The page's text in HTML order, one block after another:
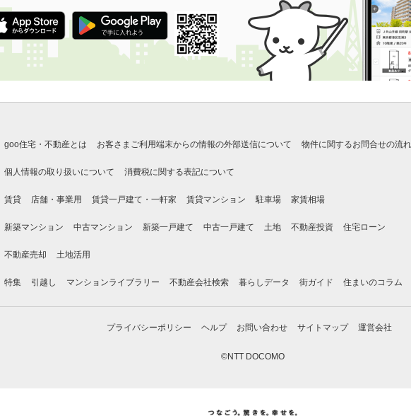
goo住宅・不動産とは お客さまご利用端末からの情報の外部送信について 物件に関するお問合せの流れ
個人情報の取り扱いについて 消費税に関する表記について
賃貸 店舗・事業用 賃貸一戸建て・一軒家 賃貸マンション 駐車場 家賃相場
新築マンション 中古マンション 新築一戸建て 中古一戸建て 土地 不動産投資 住宅ローン
不動産売却 土地活用
特集 引越し マンションライブラリー 不動産会社検索 暮らしデータ 街ガイド 住まいのコラム
プライバシーポリシー ヘルプ お問い合わせ サイトマップ 運営会社
©NTT DOCOMO